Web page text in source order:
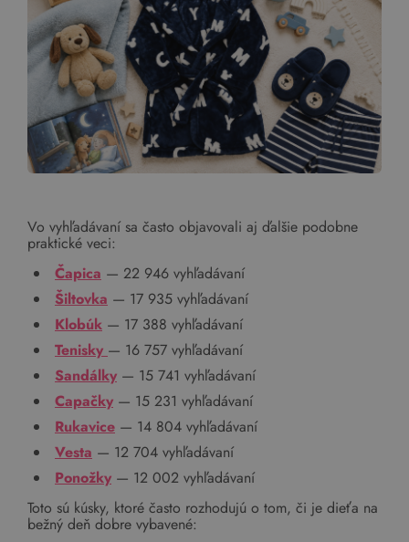
Vo vyhľadávaní sa často objavovali aj ďalšie podobne
praktické veci:
Čapica — 22 946 vyhľadávaní
Šiltovka — 17 935 vyhľadávaní
Klobúk — 17 388 vyhľadávaní
Tenisky — 16 757 vyhľadávaní
Sandálky — 15 741 vyhľadávaní
Capačky — 15 231 vyhľadávaní
Rukavice — 14 804 vyhľadávaní
Vesta — 12 704 vyhľadávaní
Ponožky — 12 002 vyhľadávaní
Toto sú kúsky, ktoré často rozhodujú o tom, či je dieťa na
bežný deň dobre vybavené: